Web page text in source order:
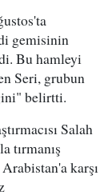
gemisinin
Bu hamleyi
Seri, grubun
belirtti.
Salah
tırmanış
karşı